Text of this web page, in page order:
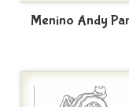
Menino Andy